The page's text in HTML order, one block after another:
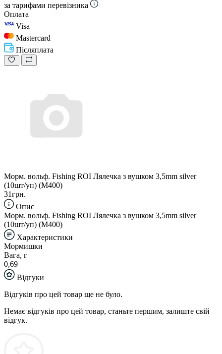
за тарифами перевізника
Оплата
Visa
Mastercard
Післяплата
Морм. вольф. Fishing ROI Лялечка з вушком 3,5mm silver
(10шт/уп) (M400)
31грн.
Опис
Морм. вольф. Fishing ROI Лялечка з вушком 3,5mm silver
(10шт/уп) (M400)
Характеристики
Мормишки
Вага, г
0,69
Відгуки
Відгуків про цей товар ще не було.
Немає відгуків про цей товар, станьте першим, залиште свій
відгук.